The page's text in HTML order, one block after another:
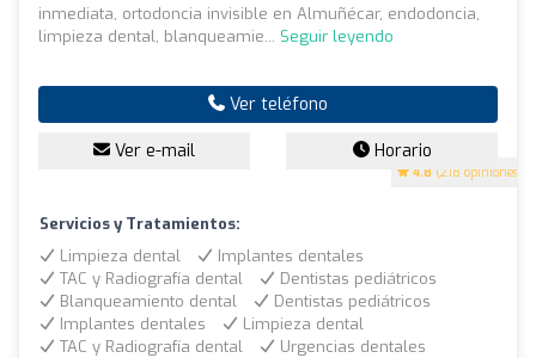
4.8 (218 opiniones)
inmediata, ortodoncia invisible en Almuñécar, endodoncia,
limpieza dental, blanqueamie... Seguir leyendo
Ver teléfono
Ver e-mail Horario
Servicios y Tratamientos:
Limpieza dental
Implantes dentales
TAC y Radiografía dental
Dentistas pediátricos
Blanqueamiento dental
Dentistas pediátricos
Implantes dentales
Limpieza dental
TAC y Radiografía dental
Urgencias dentales